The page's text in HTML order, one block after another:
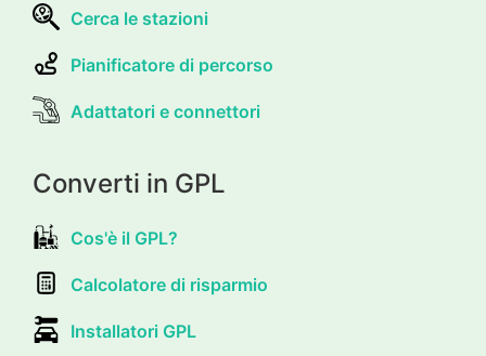
Cerca le stazioni
Pianificatore di percorso
Adattatori e connettori
Converti in GPL
Cos'è il GPL?
Calcolatore di risparmio
Installatori GPL